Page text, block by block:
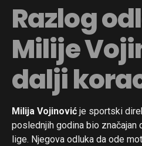
Razlog
Milije
dalji
Milija Vojinović je sportski
poslednjih godina bio značajan
lige. Njegova odluka da ode